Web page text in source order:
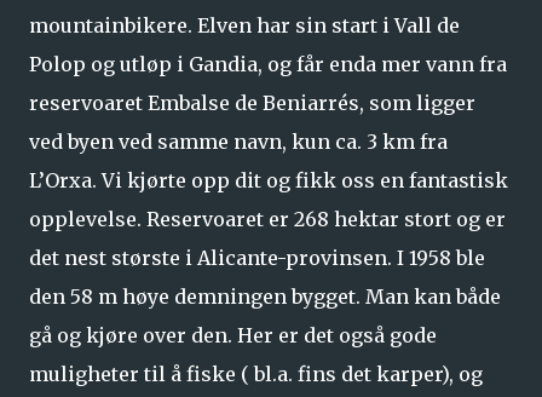
mountainbikere. Elven har sin start i Vall de
Polop og utløp i Gandia, og får enda mer vann fra
reservoaret Embalse de Beniarrés, som ligger
ved byen ved samme navn, kun ca. 3 km fra
L’Orxa. Vi kjørte opp dit og fikk oss en fantastisk
opplevelse. Reservoaret er 268 hektar stort og er
det nest største i Alicante-provinsen. I 1958 ble
den 58 m høye demningen bygget. Man kan både
gå og kjøre over den. Her er det også gode
muligheter til å fiske ( bl.a. fins det karper), og